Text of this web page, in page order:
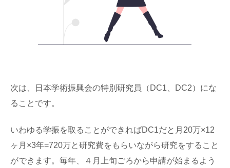
次は、日本学術振興会の特別研究員（DC1、DC2）にな
ることです。
いわゆる学振を取ることができればDC1だと月20万×12
ヶ月×3年=720万と研究費をもらいながら研究をすること
ができます。毎年、４月上旬ごろから申請が始まるよう